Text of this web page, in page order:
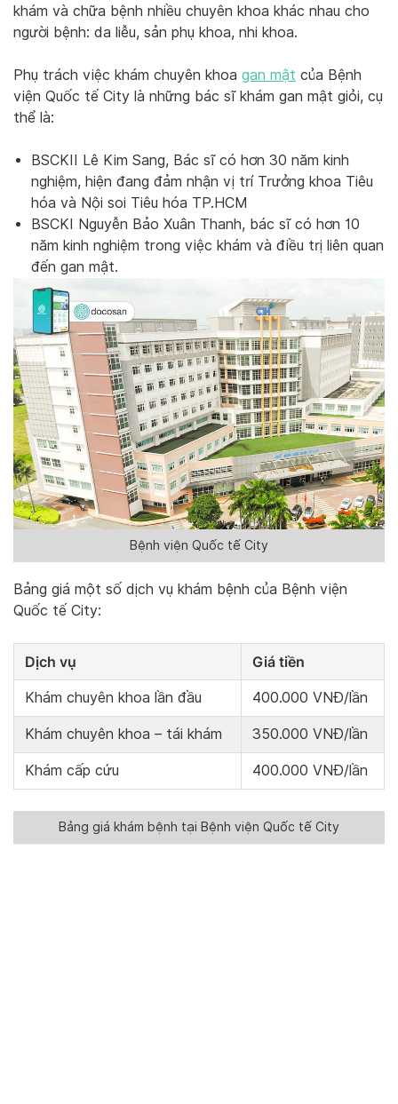
khám và chữa bệnh nhiều chuyên khoa khác nhau cho
người bệnh: da liễu, sản phụ khoa, nhi khoa.
Phụ trách việc khám chuyên khoa gan mật của Bệnh
viện Quốc tế City là những bác sĩ khám gan mật giỏi, cụ
thể là:
BSCKII Lê Kim Sang, Bác sĩ có hơn 30 năm kinh
nghiệm, hiện đang đảm nhận vị trí Trưởng khoa Tiêu
hóa và Nội soi Tiêu hóa TP.HCM
BSCKI Nguyễn Bảo Xuân Thanh, bác sĩ có hơn 10
năm kinh nghiệm trong việc khám và điều trị liên quan
đến gan mật.
Bệnh viện Quốc tế City
Bảng giá một số dịch vụ khám bệnh của Bệnh viện
Quốc tế City:
Dịch vụ Giá tiền
Khám chuyên khoa lần đầu 400.000 VNĐ/lần
Khám chuyên khoa – tái khám 350.000 VNĐ/lần
Khám cấp cứu 400.000 VNĐ/lần
Bảng giá khám bệnh tại Bệnh viện Quốc tế City